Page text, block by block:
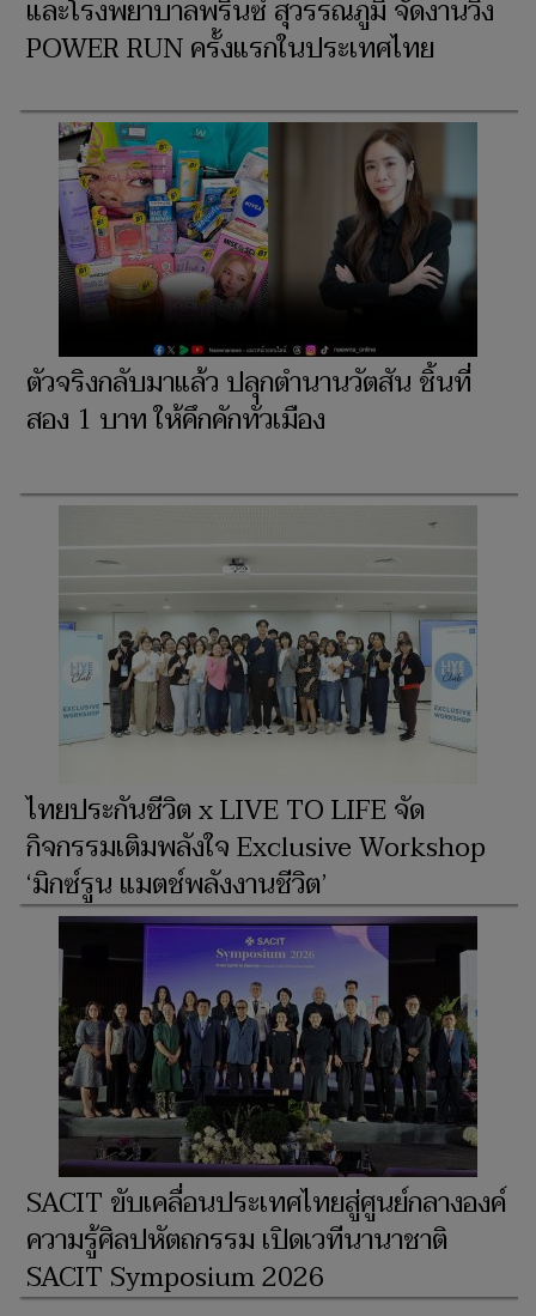
และโรงพยาบาลพริ้นซ์ สุวรรณภูมิ จัดงานวิ่ง
POWER RUN ครั้งแรกในประเทศไทย
ตัวจริงกลับมาแล้ว ปลุกตำนานวัตสัน ชิ้นที่
สอง 1 บาท ให้คึกคักทั่วเมือง
ไทยประกันชีวิต x LIVE TO LIFE จัด
กิจกรรมเติมพลังใจ Exclusive Workshop
‘มิกซ์รูน แมตช์พลังงานชีวิต’
SACIT ขับเคลื่อนประเทศไทยสู่ศูนย์กลางองค์
ความรู้ศิลปหัตถกรรม เปิดเวทีนานาชาติ
SACIT Symposium 2026